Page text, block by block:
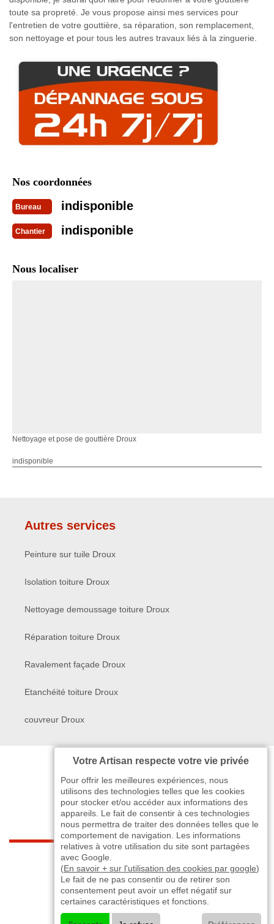
toute sa propreté. Je vous propose ainsi mes services pour
l'entretien de votre gouttière, sa réparation, son remplacement,
son nettoyage et pour tous les autres travaux liés à la zinguerie.
Nos coordonnées
Bureau indisponible
Chantier indisponible
Nous localiser
Nettoyage et pose de gouttière Droux
indisponible
Autres services
Peinture sur tuile Droux
Isolation toiture Droux
Nettoyage demoussage toiture Droux
Réparation toiture Droux
Ravalement façade Droux
Etanchéité toiture Droux
couvreur Droux
indisponible - indisponible>
©2024 - 2026 TOUT DROIT RÉSERVÉ
Votre Artisan respecte votre vie privée
Pour offrir les meilleures expériences, nous
utilisons des technologies telles que les cookies
pour stocker et/ou accéder aux informations des
appareils. Le fait de consentir à ces technologies
nous permettra de traiter des données telles que le
comportement de navigation. Les informations
relatives à votre utilisation du site sont partagées
avec Google.
(En savoir + sur l'utilisation des cookies par google)
Le fait de ne pas consentir ou de retirer son
consentement peut avoir un effet négatif sur
certaines caractéristiques et fonctions.